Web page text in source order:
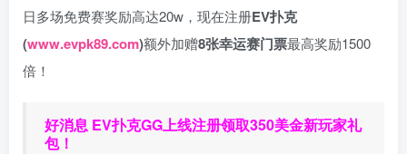
日多场免费赛奖励高达20w，现在注册EV扑克
(www.evpk89.com)额外加赠8张幸运赛门票最高奖励1500
倍！
好消息 EV扑克GG上线注册领取350美金新玩家礼
包！